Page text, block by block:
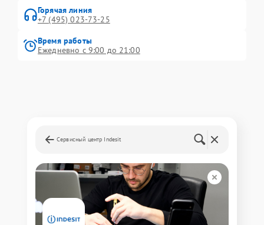
Горячая линия
+7 (495) 023-73-25
Время работы
Ежедневно с 9:00 до 21:00
Сервисный центр Indesit